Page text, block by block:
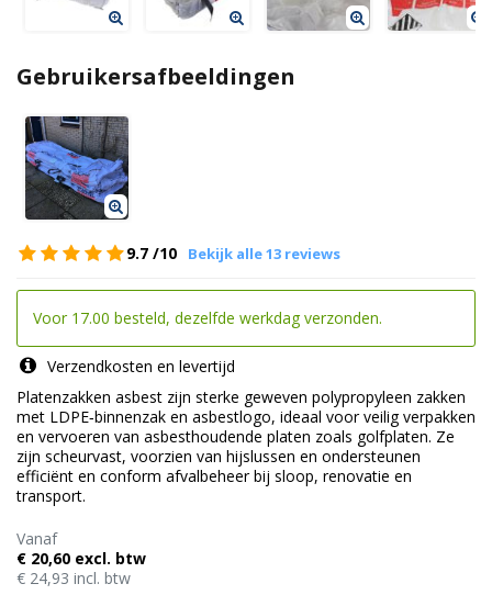
Gebruikersafbeeldingen
9.7 /10 Bekijk alle 13 reviews
Voor 17.00 besteld, dezelfde werkdag verzonden.
Verzendkosten en levertijd
Platenzakken asbest zijn sterke geweven polypropyleen zakken
met LDPE‑binnenzak en asbestlogo, ideaal voor veilig verpakken
en vervoeren van asbesthoudende platen zoals golfplaten. Ze
zijn scheurvast, voorzien van hijslussen en ondersteunen
efficiënt en conform afvalbeheer bij sloop, renovatie en
transport.
Vanaf
€ 20,60 excl. btw
€ 24,93 incl. btw